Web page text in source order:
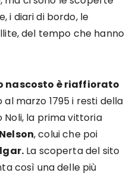
i diari di bordo, le
del tempo che hanno
nascosto è riaffiorato
al marzo 1795 i resti della
la prima vittoria
, colui che poi
La scoperta del sito
così una delle più